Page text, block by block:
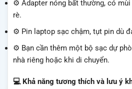
⚙️ Adapter nóng bất thường, có
rè.
⚙️ Pin laptop sạc chậm, tụt pin dù
⚙️ Bạn cần thêm một bộ sạc dự
nhà riêng hoặc khi di chuyển.
💻 Khả năng tương thích và lưu ý